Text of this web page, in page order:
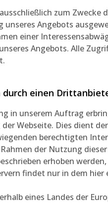
zum
unseres Angebots
einer
Angebots. Alle
einen
in unserem Auftrag
Webseite. Dies dient
berechtigten
der Nutzung
erhoben
findet nur in dem
eines Landes der